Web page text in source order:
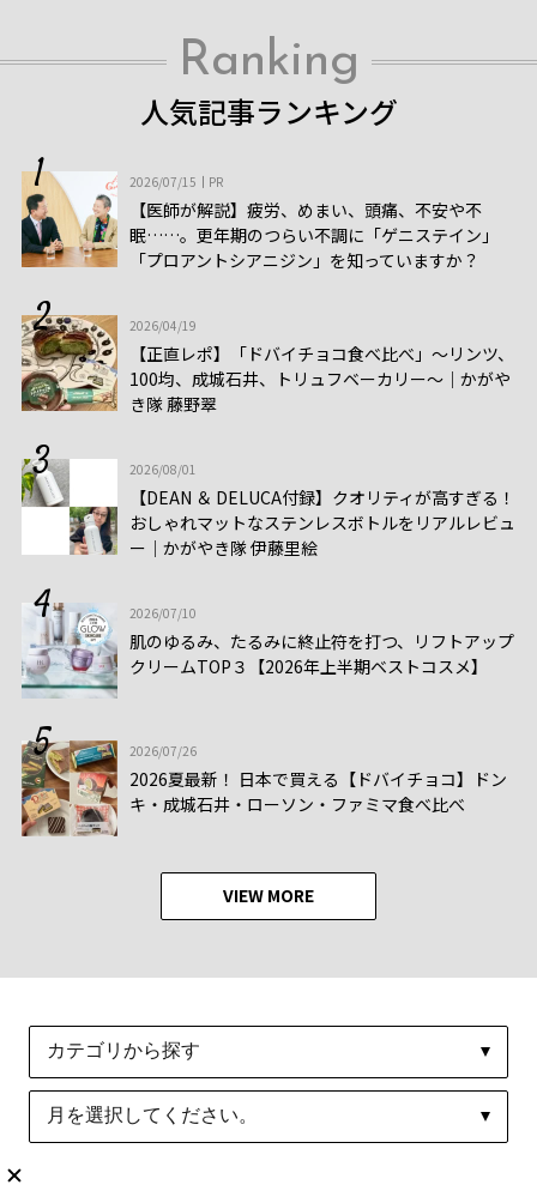
Ranking
人気記事ランキング
2026/07/15 PR
【医師が解説】疲労、めまい、頭痛、不安や不
眠……。更年期のつらい不調に「ゲニステイン」
「プロアントシアニジン」を知っていますか？
2026/04/19
【正直レポ】「ドバイチョコ食べ比べ」～リンツ、
100均、成城石井、トリュフベーカリー～｜かがや
き隊 藤野翠
2026/08/01
【DEAN ＆ DELUCA付録】クオリティが高すぎる！
おしゃれマットなステンレスボトルをリアルレビュ
ー│かがやき隊 伊藤里絵
2026/07/10
肌のゆるみ、たるみに終止符を打つ、リフトアップ
クリームTOP３【2026年上半期ベストコスメ】
2026/07/26
2026夏最新！ 日本で買える【ドバイチョコ】ドン
キ・成城石井・ローソン・ファミマ食べ比べ
VIEW MORE